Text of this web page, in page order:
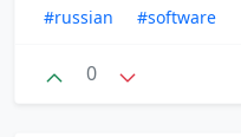
#russian #software
0